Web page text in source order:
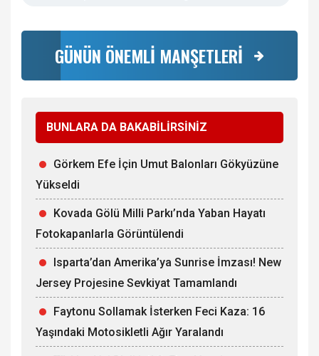
GÜNÜN ÖNEMLİ MANŞETLERİ
BUNLARA DA BAKABİLİRSİNİZ
Görkem Efe İçin Umut Balonları Gökyüzüne
Yükseldi
Kovada Gölü Milli Parkı’nda Yaban Hayatı
Fotokapanlarla Görüntülendi
Isparta’dan Amerika’ya Sunrise İmzası! New
Jersey Projesine Sevkiyat Tamamlandı
Faytonu Sollamak İsterken Feci Kaza: 16
Yaşındaki Motosikletli Ağır Yaralandı